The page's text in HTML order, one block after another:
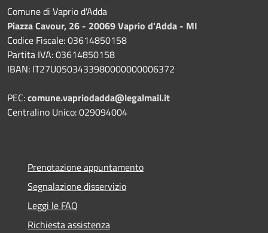
Comune di Vaprio d'Adda
Piazza Cavour, 26 - 20069 Vaprio d'Adda - MI
Codice Fiscale: 03614850158
Partita IVA: 03614850158
IBAN: IT27U0503433980000000006372
PEC:comune.vapriodadda@legalmail.it
Centralino Unico: 029094004
Prenotazione appuntamento
Segnalazione disservizio
Leggi le FAQ
Richiesta assistenza